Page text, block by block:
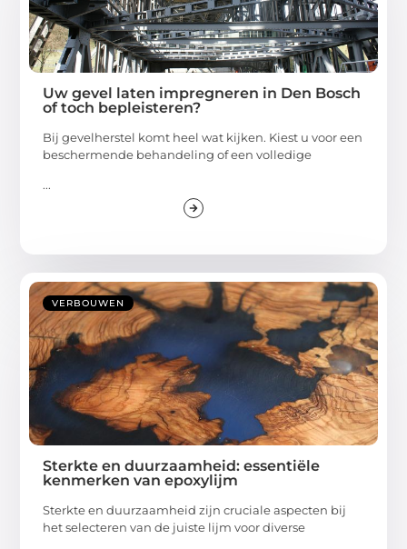
Uw gevel laten impregneren in Den Bosch
of toch bepleisteren?
Bij gevelherstel komt heel wat kijken. Kiest u voor een
beschermende behandeling of een volledige
...
VERBOUWEN
Sterkte en duurzaamheid: essentiële
kenmerken van epoxylijm
Sterkte en duurzaamheid zijn cruciale aspecten bij
het selecteren van de juiste lijm voor diverse